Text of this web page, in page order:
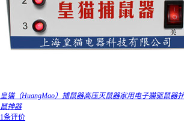
皇猫（HuangMao）捕鼠器高压灭鼠器家用电子猫驱鼠器
鼠神器
1条评价